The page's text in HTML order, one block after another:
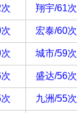
翔宇/61次
宏泰/60次
城市/59次
盛达/56次
九洲/55次